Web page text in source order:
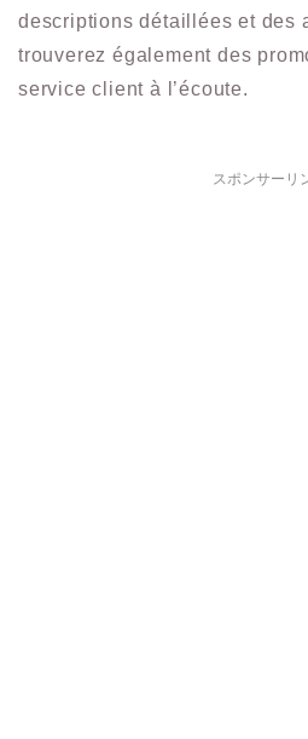
descriptions détaillées et des
trouverez également des
service client à l’écoute.
スポンサーリ